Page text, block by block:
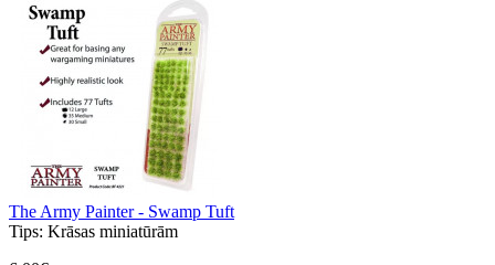
The Army Painter - Swamp Tuft
Tips: Krāsas miniatūrām